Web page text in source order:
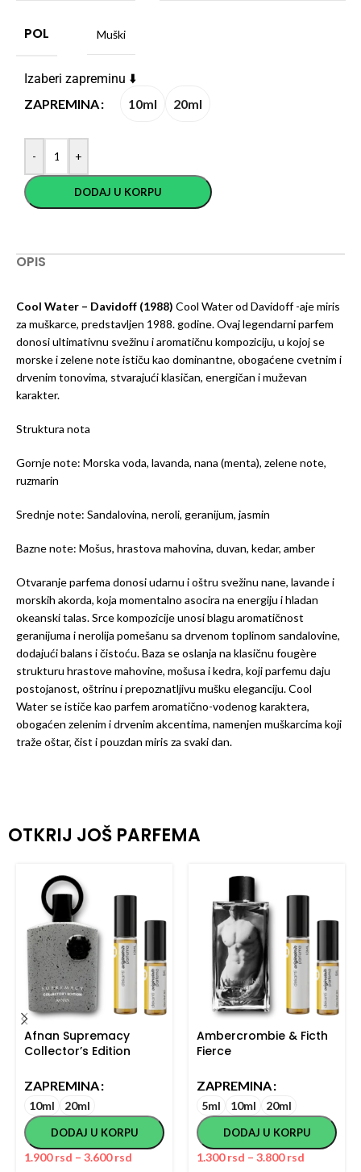
POL Muški
Izaberi zapreminu ⬇️
ZAPREMINA
10ml 20ml
- +
DODAJ U KORPU
OPIS
Cool Water – Davidoff (1988) Cool Water od Davidoff -aje miris
za muškarce, predstavljen 1988. godine. Ovaj legendarni parfem
donosi ultimativnu svežinu i aromatičnu kompoziciju, u kojoj se
morske i zelene note ističu kao dominantne, obogaćene cvetnim i
drvenim tonovima, stvarajući klasičan, energičan i muževan
karakter.
Struktura nota
Gornje note: Morska voda, lavanda, nana (menta), zelene note,
ruzmarin
Srednje note: Sandalovina, neroli, geranijum, jasmin
Bazne note: Mošus, hrastova mahovina, duvan, kedar, amber
Otvaranje parfema donosi udarnu i oštru svežinu nane, lavande i
morskih akorda, koja momentalno asocira na energiju i hladan
okeanski talas. Srce kompozicije unosi blagu aromatičnost
geranijuma i nerolija pomešanu sa drvenom toplinom sandalovine,
dodajući balans i čistoću. Baza se oslanja na klasičnu fougère
strukturu hrastove mahovine, mošusa i kedra, koji parfemu daju
postojanost, oštrinu i prepoznatljivu mušku eleganciju. Cool
Water se ističe kao parfem aromatično-vodenog karaktera,
obogaćen zelenim i drvenim akcentima, namenjen muškarcima koji
traže oštar, čist i pouzdan miris za svaki dan.
OTKRIJ JOŠ PARFEMA
Afnan Supremacy
Collector’s Edition
ZAPREMINA
10ml 20ml
DODAJ U KORPU
1.900rsd – 3.600rsd
Ambercrombie & Ficth
Fierce
ZAPREMINA
5ml 10ml 20ml
DODAJ U KORPU
1.300rsd – 3.800rsd